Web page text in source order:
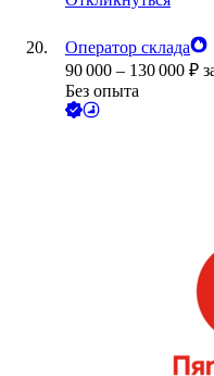
Оператор склада
90 000 – 130 000 ₽
Без опыта